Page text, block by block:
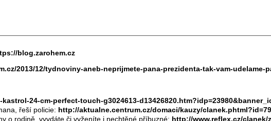
blog.zarohem.cz
2013/12/tydnoviny-aneb-neprijmete-pana-prezidenta-tak-vam-udelame-
24-cm-perfect-touch-g3024613-
řeší policie: http://aktualne.centrum.cz/domaci/kauzy/
o rodině, vyvdáte či vyženíte i nechtěné příbuzné: http://www.reflex.cz/